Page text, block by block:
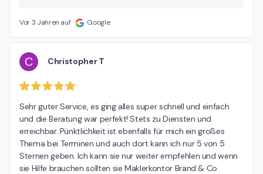
Vor 3 Jahren auf Google
C Christopher T
Sehr guter Service, es ging alles super schnell und einfach
und die Beratung war perfekt! Stets zu Diensten und
erreichbar. Pünktlichkeit ist ebenfalls für mich ein großes
Thema bei Terminen und auch dort kann ich nur 5 von 5
Sternen geben. Ich kann sie nur weiter empfehlen und wenn
sie Hilfe brauchen sollten sie Maklerkontor Brand & Co